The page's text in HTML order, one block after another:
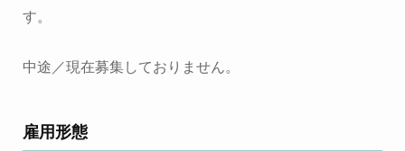
す。
中途／現在募集しておりません。
雇用形態